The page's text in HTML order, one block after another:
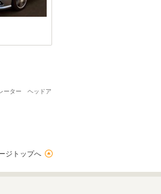
ーター ヘッドア
ジトップへ